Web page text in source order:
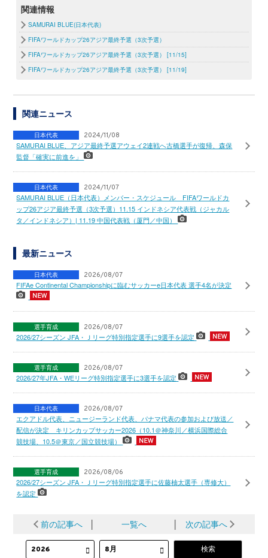
関連情報
SAMURAI BLUE(日本代表)
FIFAワールドカップ26アジア最終予選（3次予選）
FIFAワールドカップ26アジア最終予選（3次予選） [11/15]
FIFAワールドカップ26アジア最終予選（3次予選） [11/19]
関連ニュース
日本代表 2024/11/08
SAMURAI BLUE、アジア最終予選アウェイ2連戦へ古橋選手が復帰、森保
監督「確実に前進を」
日本代表 2024/11/07
SAMURAI BLUE（日本代表）メンバー・スケジュール FIFAワールドカ
ップ26アジア最終予選（3次予選）11.15 インドネシア代表戦（ジャカル
タ／インドネシア）| 11.19 中国代表戦（厦門／中国）
最新ニュース
日本代表 2026/08/07
FIFAe Continental Championshipに臨むサッカーe日本代表 選手4名が決定
選手育成 2026/08/07
2026/27シーズン JFA・Ｊリーグ特別指定選手に9選手を認定
選手育成 2026/08/07
2026/27年JFA・WEリーグ特別指定選手に3選手を認定
日本代表 2026/08/07
エクアドル代表、ニュージーランド代表、パナマ代表の参加および放送／
配信が決定 キリンカップサッカー2026（10.1＠神奈川／横浜国際総合
競技場、10.5＠東京／国立競技場）
選手育成 2026/08/06
2026/27シーズン JFA・Ｊリーグ特別指定選手に佐藤柚太選手（専修大）
を認定
前の記事へ │ 一覧へ │ 次の記事へ